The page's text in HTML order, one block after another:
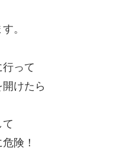
。
って
けたら
険！